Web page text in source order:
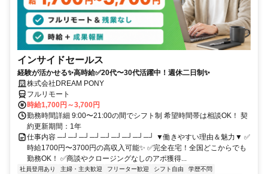
インサイドセールス
経験が活かせる✨高時給✅20代〜30代活躍中！週休二日制✨
株式会社DREAM PONY
フルリモート
時給1,700円～3,700円
勤務時間詳細 9:00〜21:00の間でシフト制 希望時間帯は相談OK！ 契
約更新期間：1年
仕事内容 ─┘─┘─┘─┘─┘─┘─┘─┘─┘ ▼働きやすい理由＆魅力▼ ✅
時給1700円〜3700円の高収入可能✨ ✅完全在宅！全国どこからでも
勤務OK！ ✅商談やクロージングなしのアポ獲得...
社員登用あり 主婦・主夫歓迎 フリーター歓迎 シフト自由
学歴不問